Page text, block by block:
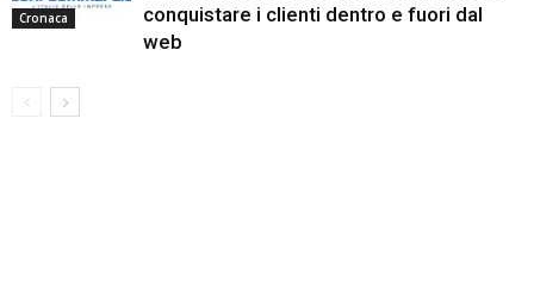
Cronaca
conquistare i clienti dentro e fuori dal
web